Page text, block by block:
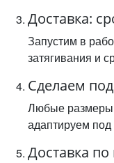
Доставка:
Запустим в
затягивания и
Сделаем
Любые
адаптируем под
Доставка